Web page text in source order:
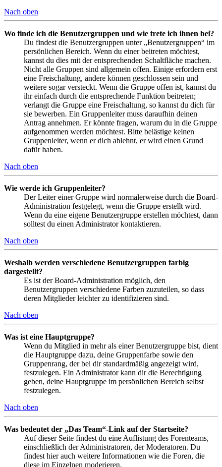
Nach oben
Wo finde ich die Benutzergruppen und wie trete ich ihnen bei?
Du findest die Benutzergruppen unter „Benutzergruppen“ im
persönlichen Bereich. Wenn du einer beitreten möchtest,
kannst du dies mit der entsprechenden Schaltfläche machen.
Nicht alle Gruppen sind allgemein offen. Einige erfordern erst
eine Freischaltung, andere können geschlossen sein und
weitere sogar versteckt. Wenn die Gruppe offen ist, kannst du
ihr einfach durch die entsprechende Funktion beitreten;
verlangt die Gruppe eine Freischaltung, so kannst du dich für
sie bewerben. Ein Gruppenleiter muss daraufhin deinen
Antrag annehmen. Er könnte fragen, warum du in die Gruppe
aufgenommen werden möchtest. Bitte belästige keinen
Gruppenleiter, wenn er dich ablehnt, er wird einen Grund
dafür haben.
Nach oben
Wie werde ich Gruppenleiter?
Der Leiter einer Gruppe wird normalerweise durch die Board-
Administration festgelegt, wenn die Gruppe erstellt wird.
Wenn du eine eigene Benutzergruppe erstellen möchtest, dann
solltest du einen Administrator kontaktieren.
Nach oben
Weshalb werden verschiedene Benutzergruppen farbig
dargestellt?
Es ist der Board-Administration möglich, den
Benutzergruppen verschiedene Farben zuzuteilen, so dass
deren Mitglieder leichter zu identifizieren sind.
Nach oben
Was ist eine Hauptgruppe?
Wenn du Mitglied in mehr als einer Benutzergruppe bist, dient
die Hauptgruppe dazu, deine Gruppenfarbe sowie den
Gruppenrang, der bei dir standardmäßig angezeigt wird,
festzulegen. Ein Administrator kann dir die Berechtigung
geben, deine Hauptgruppe im persönlichen Bereich selbst
festzulegen.
Nach oben
Was bedeutet der „Das Team“-Link auf der Startseite?
Auf dieser Seite findest du eine Auflistung des Forenteams,
einschließlich der Administratoren, der Moderatoren. Du
findest hier auch weitere Informationen wie die Foren, die
diese im Einzelnen moderieren.